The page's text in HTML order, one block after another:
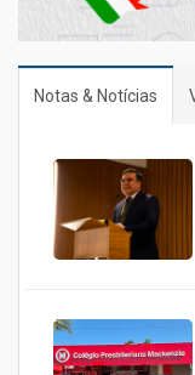
Notas & Notícias